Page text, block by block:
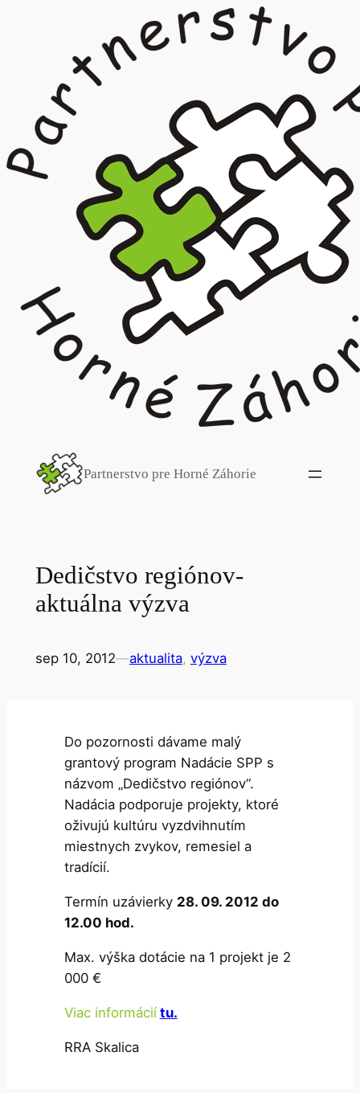
Partnerstvo pre Horné Záhorie
Dedičstvo regiónov-
aktuálna výzva
sep 10, 2012—aktualita, výzva
Do pozornosti dávame malý
grantový program Nadácie SPP s
názvom „Dedičstvo regiónov“.
Nadácia podporuje projekty, ktoré
oživujú kultúru vyzdvihnutím
miestnych zvykov, remesiel a
tradícií.
Termín uzávierky 28. 09. 2012 do
12.00 hod.
Max. výška dotácie na 1 projekt je 2
000 €
Viac informácií tu.
RRA Skalica